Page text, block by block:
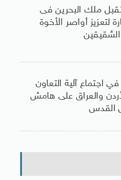
ملك البحرين فى
لتعزيز أواصر الأخوة
الشقيقين
اجتماع آلية التعاون
والعراق على هامش
القدس